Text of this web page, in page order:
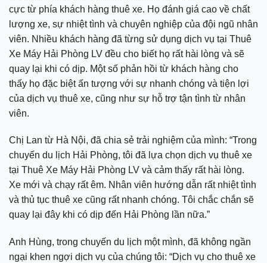
cực từ phía khách hàng thuê xe. Họ đánh giá cao về chất
lượng xe, sự nhiệt tình và chuyên nghiệp của đội ngũ nhân
viên. Nhiều khách hàng đã từng sử dụng dịch vụ tại Thuê
Xe Máy Hải Phòng LV đều cho biết họ rất hài lòng và sẽ
quay lại khi có dịp. Một số phản hồi từ khách hàng cho
thấy họ đặc biệt ấn tượng với sự nhanh chóng và tiện lợi
của dịch vụ thuê xe, cũng như sự hỗ trợ tận tình từ nhân
viên.
Chị Lan từ Hà Nội, đã chia sẻ trải nghiệm của mình: “Trong
chuyến du lịch Hải Phòng, tôi đã lựa chọn dịch vụ thuê xe
tại Thuê Xe Máy Hải Phòng LV và cảm thấy rất hài lòng.
Xe mới và chạy rất êm. Nhân viên hướng dẫn rất nhiệt tình
và thủ tục thuê xe cũng rất nhanh chóng. Tôi chắc chắn sẽ
quay lại đây khi có dịp đến Hải Phòng lần nữa.”
Anh Hùng, trong chuyến du lịch một mình, đã không ngần
ngại khen ngợi dịch vụ của chúng tôi: “Dịch vụ cho thuê xe